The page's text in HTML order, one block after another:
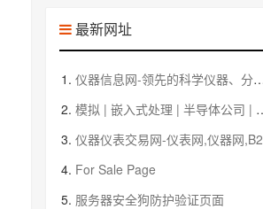
最新网址
1. 仪器信息网-领先的科学仪器、分析仪器、检测及测试设备专业门户
2. 模拟 | 嵌入式处理 | 半导体公司 | 德州仪器 TI.com.cn
3. 仪器仪表交易网-仪表网,仪器网,B2B平台,化工设备,仪器配件--北京搜宝网络技术有限公司
4. For Sale Page
5. 服务器安全狗防护验证页面